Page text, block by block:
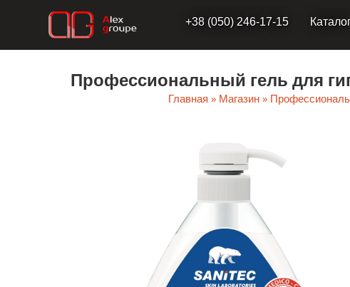
+38 (050) 246-17-15
Профессиональный гель для
Главная » Магазин»